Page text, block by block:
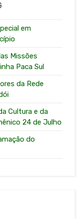
em
Missões
Paca Sul
da Rede
Cultura e da
24 de Julho
do